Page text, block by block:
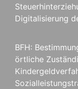
Digitalisierung
BFH:
örtliche